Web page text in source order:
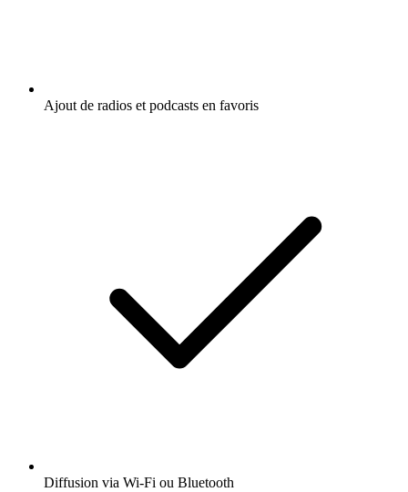
Ajout de radios et podcasts en favoris
Diffusion via Wi-Fi ou Bluetooth